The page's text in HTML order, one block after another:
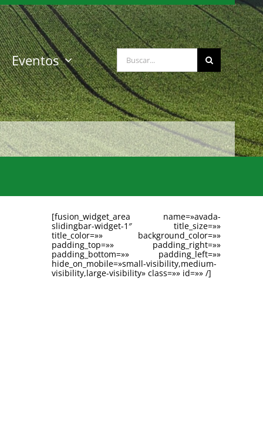
Eventos Buscar:
[fusion_widget_area name=»avada-
slidingbar-widget-1″ title_size=»»
title_color=»» background_color=»»
padding_top=»» padding_right=»»
padding_bottom=»» padding_left=»»
hide_on_mobile=»small-visibility,medium-
visibility,large-visibility» class=»» id=»» /]